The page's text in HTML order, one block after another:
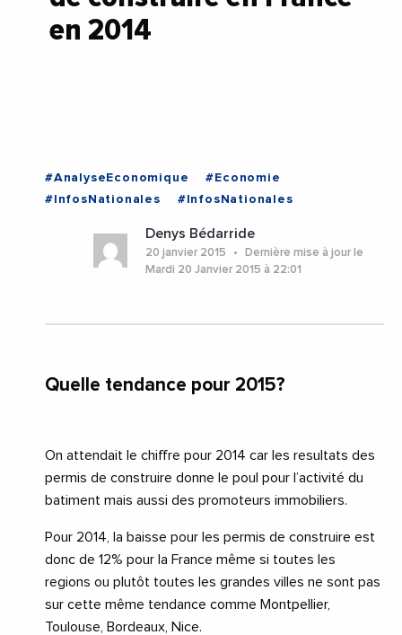
en 2014
#AnalyseEconomique
#Economie
#InfosNationales
#InfosNationales
Denys Bédarride
20 janvier 2015
Dernière mise à jour le
Mardi 20 Janvier 2015 à 22:01
Quelle tendance pour 2015?
On attendait le chiffre pour 2014 car les resultats des
permis de construire donne le poul pour l’activité du
batiment mais aussi des promoteurs immobiliers.
Pour 2014, la baisse pour les permis de construire est
donc de 12% pour la France même si toutes les
regions ou plutôt toutes les grandes villes ne sont pas
sur cette même tendance comme Montpellier,
Toulouse, Bordeaux, Nice.